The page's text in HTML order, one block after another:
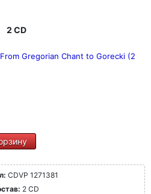
2 CD
Gregorian Chant to Gorecki (2
CDVP 1271381
2 CD